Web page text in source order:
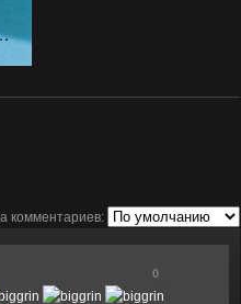
комментариев:
0